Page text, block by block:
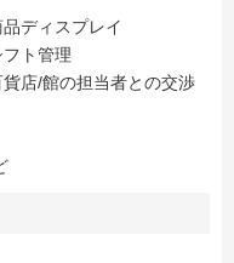
ディスプレイ
ト管理
店/館の担当者との交渉